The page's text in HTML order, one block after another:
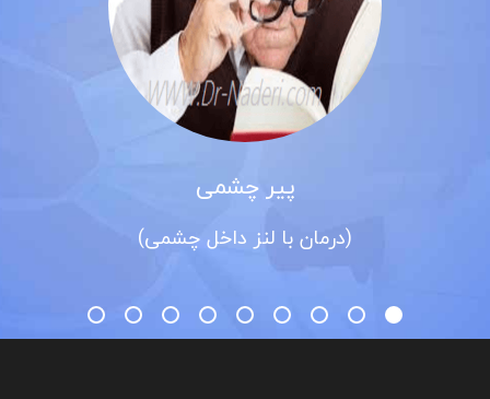
پیر چشمی
(درمان با لنز داخل چشمی)